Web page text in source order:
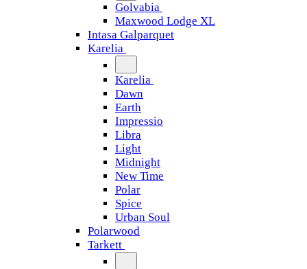
Golvabia
Maxwood Lodge XL
Intasa Galparquet
Karelia
Karelia
Dawn
Earth
Impressio
Libra
Light
Midnight
New Time
Polar
Spice
Urban Soul
Polarwood
Tarkett